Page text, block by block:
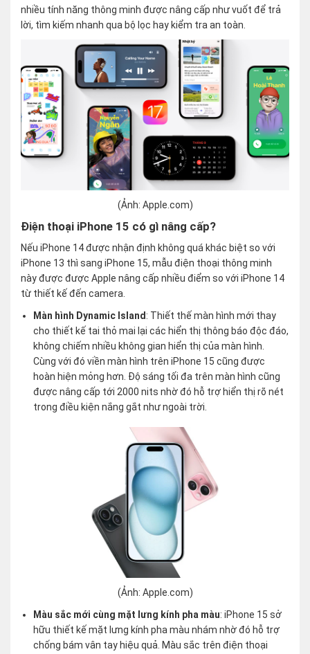
nhiều tính năng thông minh được nâng cấp như vuốt để trả
lời, tìm kiếm nhanh qua bộ lọc hay kiểm tra an toàn.
(Ảnh: Apple.com)
Điện thoại iPhone 15 có gì nâng cấp?
Nếu iPhone 14 được nhận định không quá khác biệt so với
iPhone 13 thì sang iPhone 15, mẫu điện thoại thông minh
này được được Apple nâng cấp nhiều điểm so với iPhone 14
từ thiết kế đến camera.
Màn hình Dynamic Island : Thiết thế màn hình mới thay
cho thiết kế tai thỏ mai lại các hiển thị thông báo độc đáo,
không chiếm nhiều không gian hiển thị của màn hình.
Cùng với đó viền màn hình trên iPhone 15 cũng được
hoàn hiện mỏng hơn. Độ sáng tối đa trên màn hình cũng
được nâng cấp tới 2000 nits nhờ đó hỗ trợ hiển thị rõ nét
trong điều kiện nắng gắt như ngoài trời.
(Ảnh: Apple.com)
Màu sắc mới cùng mặt lưng kính pha màu: iPhone 15 sở
hữu thiết kế mặt lưng kính pha màu nhám nhờ đó hỗ trợ
chống bám vân tay hiệu quả. Màu sắc trên điện thoại